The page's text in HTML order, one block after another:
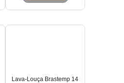
Lava-Louça Brastemp 14